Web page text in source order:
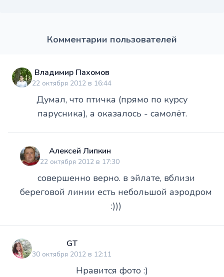
Комментарии пользователей
Владимир Пахомов
22 октября 2012 в 16:44
Думал, что птичка (прямо по курсу
парусника), а оказалось - самолёт.
Алексей Липкин
22 октября 2012 в 17:30
совершенно верно. в эйлате, вблизи
береговой линии есть небольшой аэродром
:)))
GT
30 октября 2012 в 12:11
Нравится фото :)